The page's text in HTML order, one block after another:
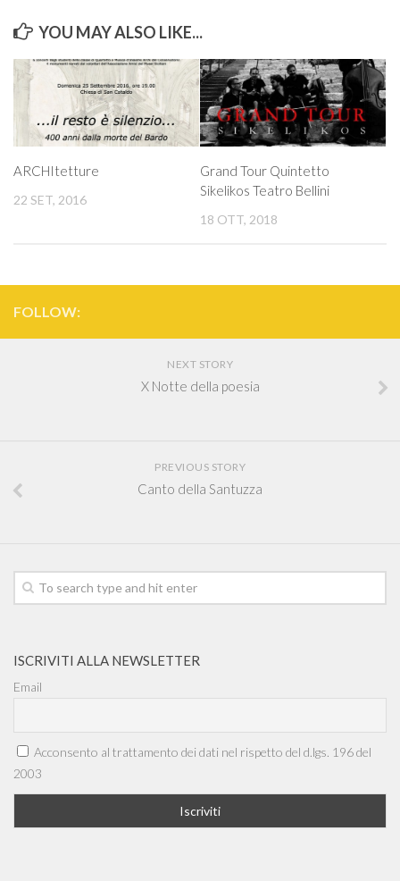
YOU MAY ALSO LIKE...
ARCHItetture
22 SET, 2016
Grand Tour Quintetto
Sikelikos Teatro Bellini
18 OTT, 2018
FOLLOW:
NEXT STORY
X Notte della poesia
PREVIOUS STORY
Canto della Santuzza
ISCRIVITI ALLA NEWSLETTER
Email
Acconsento al trattamento dei dati nel rispetto del d.lgs. 196 del
2003